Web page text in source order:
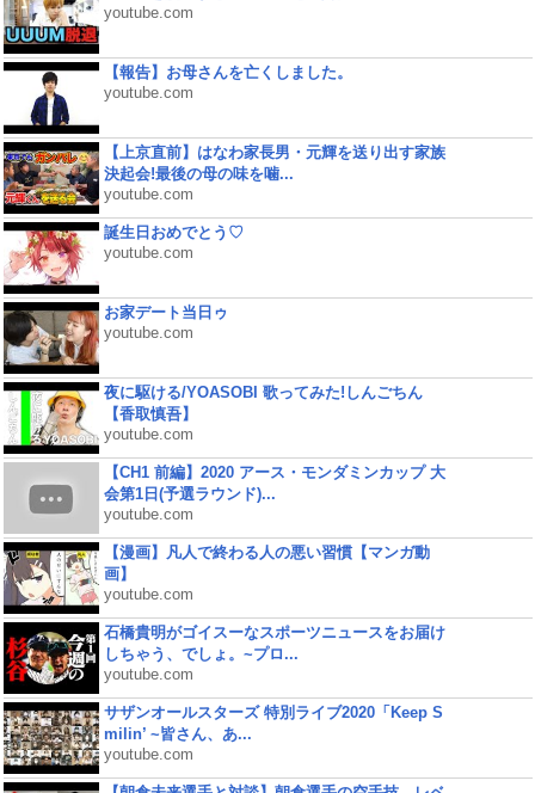
youtube.com
【報告】お母さんを亡くしました。
youtube.com
【上京直前】はなわ家長男・元輝を送り出す家族
決起会!最後の母の味を噛...
youtube.com
誕生日おめでとう♡
youtube.com
お家デート当日ゥ
youtube.com
夜に駆ける/YOASOBI 歌ってみた!しんごちん
【香取慎吾】
youtube.com
【CH1 前編】2020 アース・モンダミンカップ 大
会第1日(予選ラウンド)...
youtube.com
【漫画】凡人で終わる人の悪い習慣【マンガ動
画】
youtube.com
石橋貴明がゴイスーなスポーツニュースをお届け
しちゃう、でしょ。~プロ...
youtube.com
サザンオールスターズ 特別ライブ2020「Keep S
milin’ ~皆さん、あ...
youtube.com